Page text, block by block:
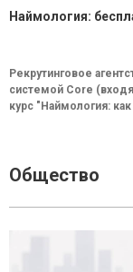
Наймология:
Рекрутинговое
системой Core
курс "Наймология:
Общество